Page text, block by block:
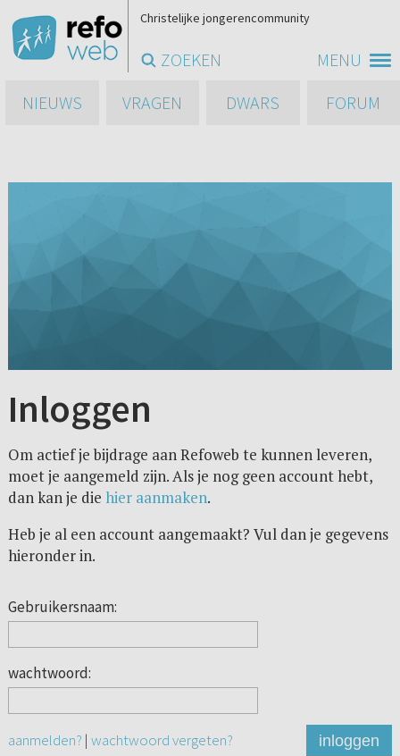
MENU
Christelijke jongerencommunity
ZOEKEN
NIEUWS
VRAGEN DWARS FORUM
Inloggen
Om actief je bijdrage aan Refoweb te kunnen leveren,
moet je aangemeld zijn. Als je nog geen account hebt,
dan kan je die hier aanmaken.
Heb je al een account aangemaakt? Vul dan je gegevens
hieronder in.
Gebruikersnaam:
wachtwoord:
aanmelden? | wachtwoord vergeten? inloggen